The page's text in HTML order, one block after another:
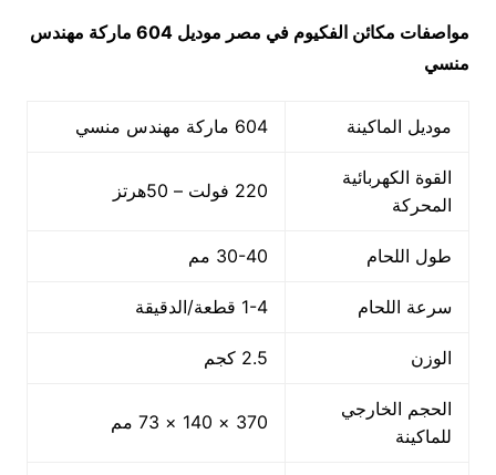
مواصفات مكائن الفكيوم في مصر موديل 604
ماركة مهندس
منسي
موديل الماكينة 604 ماركة مهندس منسي
القوة الكهربائية
المحركة
220 فولت – 50هرتز
طول اللحام 30-40 مم
سرعة اللحام 1-4 قطعة/الدقيقة
الوزن 2.5 كجم
الحجم الخارجي
للماكينة
370 × 140 × 73 مم